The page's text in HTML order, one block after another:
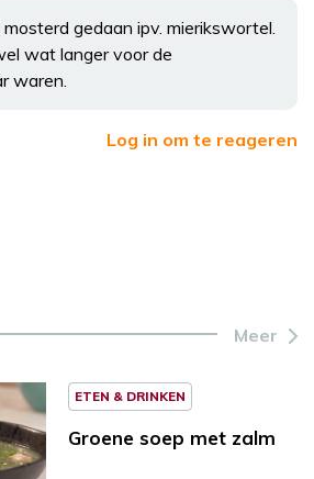
gedaan ipv. mierikswortel.
wat langer voor de
waren.
Log in om te reageren
Meer
ETEN & DRINKEN
Groene soep met zalm